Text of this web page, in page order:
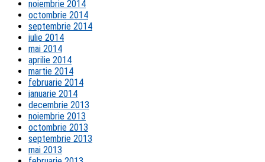
noiembrie 2014
octombrie 2014
septembrie 2014
iulie 2014
mai 2014
aprilie 2014
martie 2014
februarie 2014
ianuarie 2014
decembrie 2013
noiembrie 2013
octombrie 2013
septembrie 2013
mai 2013